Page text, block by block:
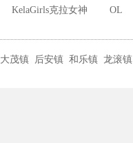
KelaGirls克拉女神 OL
大茂镇 后安镇 和乐镇 龙滚镇